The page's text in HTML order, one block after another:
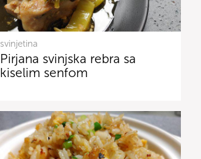
svinjetina
Pirjana svinjska rebra sa
kiselim senfom